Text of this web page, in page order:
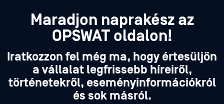
Maradjon naprakész az
OPSWAT oldalon!
Iratkozzon fel még ma, hogy értesüljön
a vállalat legfrissebb híreiről,
történetekről, eseményinformációkról
és sok másról.